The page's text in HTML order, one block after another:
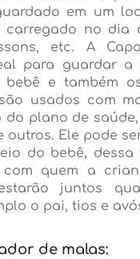
em um
carregado no dia
etc. A
para guardar a
e também
usados com
plano de saúde,
outros. Ele pode
do bebê, dessa
com quem a
juntos
o pai, tios e
de malas: